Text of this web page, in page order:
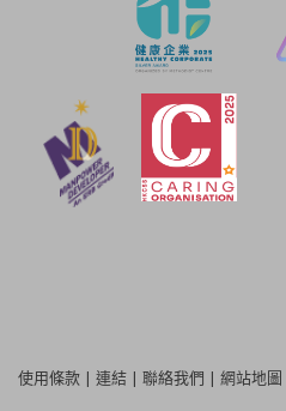
使用條款 | 連結 | 聯絡我們 | 網站地圖